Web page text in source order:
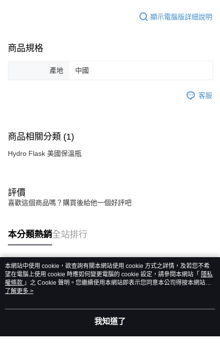
顯示電腦版詳細說明
商品規格
產地 中國
客服
商品相關分類 (1)
Hydro Flask 美國保溫瓶
評價
喜歡這個商品嗎？購買後給他一個好評吧
本分類熱銷全站排行
熱門標籤
本網站中使用 cookie，欲查詢有關本網站使用 cookie 方式之詳情，及若您不希
望在電腦上使用 cookie 時應如何變更電腦的 cookie 設定，請參閱本網站「 隱私
權條款 」之 Cookie 聲明。您繼續使用本網站即表示您同意本公司得按本網站使
用條款之 Cookie 聲明使用 cookie。
了解更多 >
我知道了